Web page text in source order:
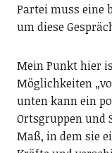
Partei muss eine
um diese
Mein Punkt hier
Möglichkeiten
unten kann ein
Ortsgruppen und
Maß, in dem sie